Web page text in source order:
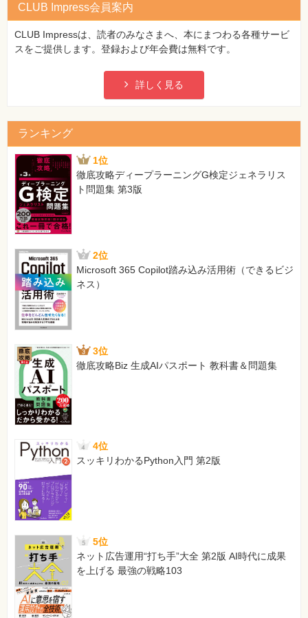
CLUB Impress会員案内
CLUB Impressは、読者のみなさまへ、本にまつわる各種サービ
スをご提供します。登録および年会費は無料です。
詳しく見る
ランキング
1位
徹底攻略ディープラーニングG検定ジェネラリス
ト問題集 第3版
2位
Microsoft 365 Copilot踏み込み活用術（できるビジ
ネス）
3位
徹底攻略Biz 生成AIパスポート 教科書＆問題集
4位
スッキリわかるPython入門 第2版
5位
ネット広告運用“打ち手”大全 第2版 AI時代に成果
を上げる 最強の戦略103